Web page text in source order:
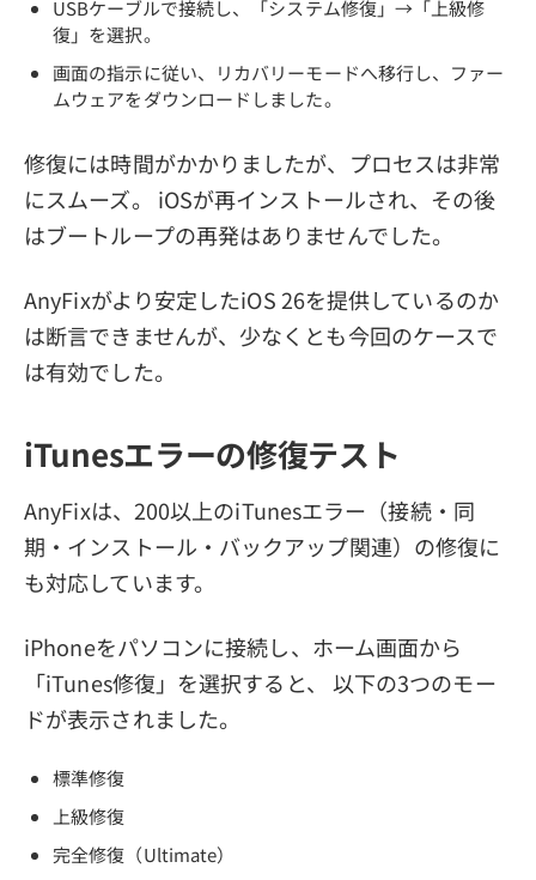
USBケーブルで接続し、「システム修復」→「上級修
復」を選択。
画面の指示に従い、リカバリーモードへ移行し、ファー
ムウェアをダウンロードしました。
修復には時間がかかりましたが、プロセスは非常
にスムーズ。 iOSが再インストールされ、その後
はブートループの再発はありませんでした。
AnyFixがより安定したiOS 26を提供しているのか
は断言できませんが、少なくとも今回のケースで
は有効でした。
iTunesエラーの修復テスト
AnyFixは、200以上のiTunesエラー（接続・同
期・インストール・バックアップ関連）の修復に
も対応しています。
iPhoneをパソコンに接続し、ホーム画面から
「iTunes修復」を選択すると、 以下の3つのモー
ドが表示されました。
標準修復
上級修復
完全修復（Ultimate）